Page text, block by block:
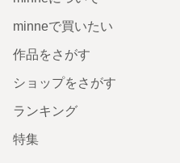
minneで買いたい
作品をさがす
ショップをさがす
ランキング
特集